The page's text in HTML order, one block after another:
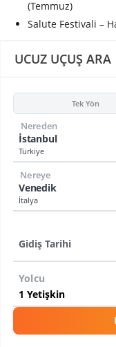
UCUZ UÇUŞ ARA
Tek Yön
İstanbul
Türkiye
Nereden
Venedik
İtalya
Nereye
Gidiş Tarihi
Yolcu
(Temmuz)
Salute Festivali –